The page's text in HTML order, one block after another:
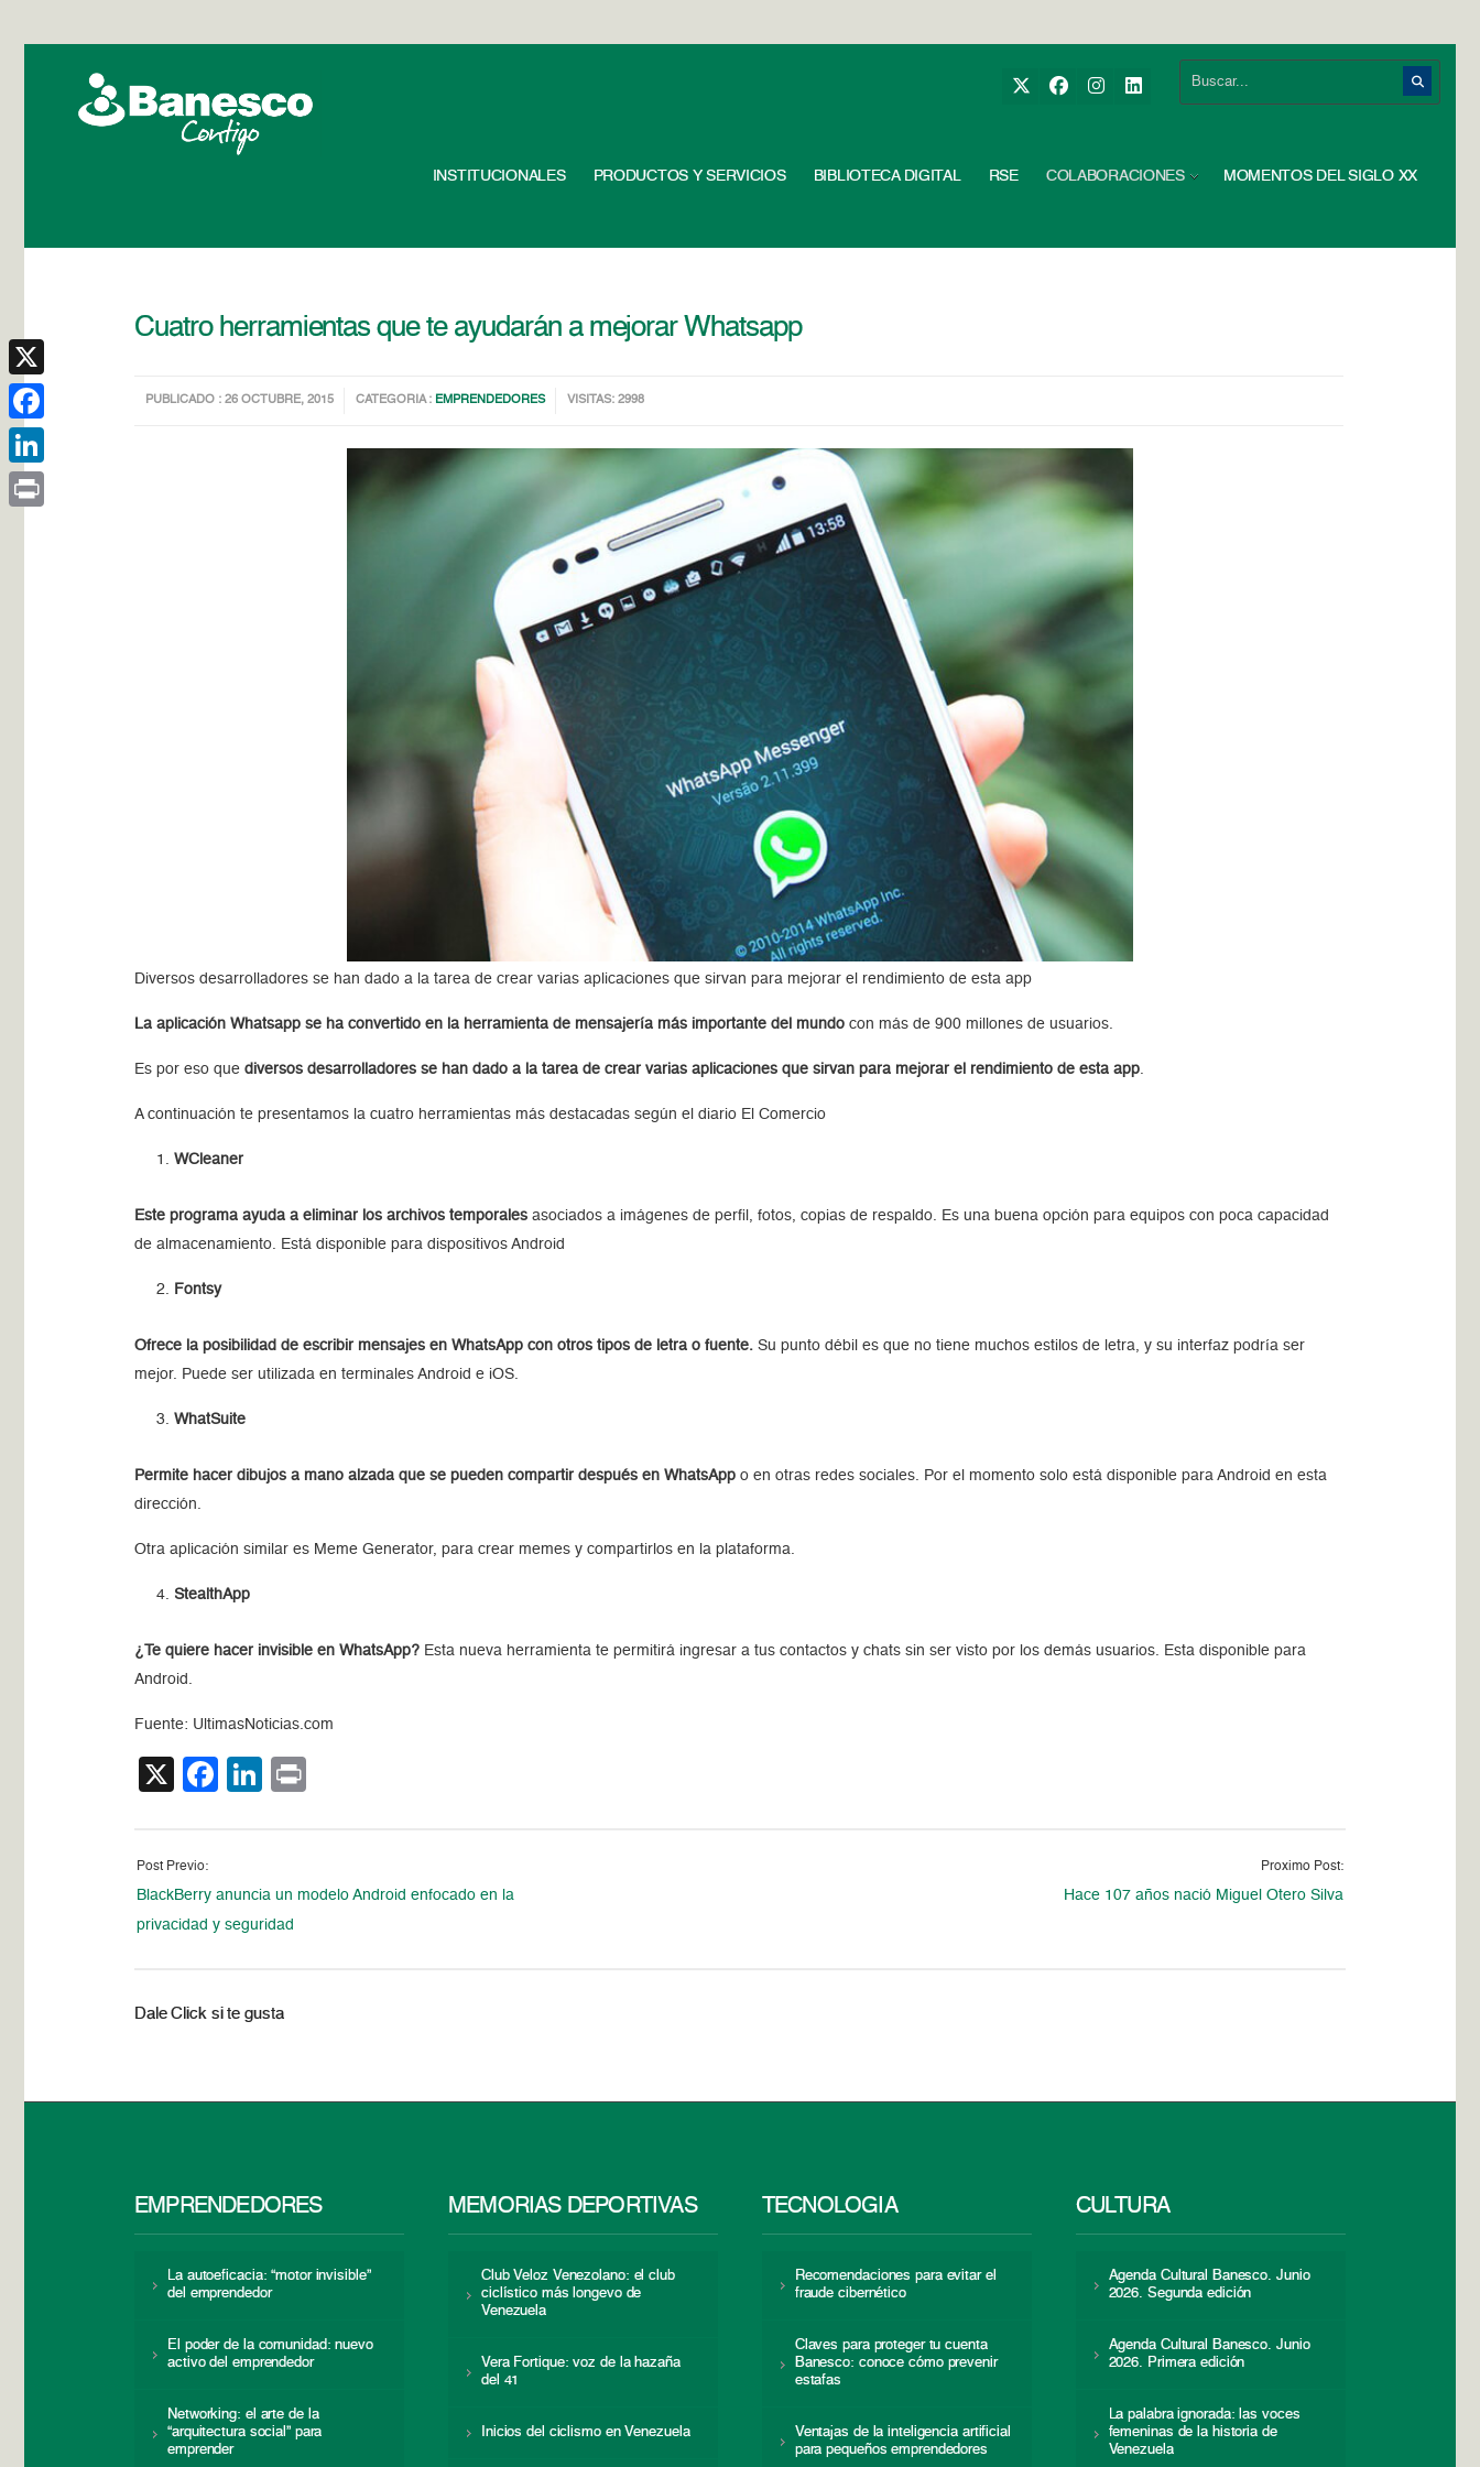
INSTITUCIONALES PRODUCTOS Y SERVICIOS BIBLIOTECA DIGITAL RSE COLABORACIONES MOMENTOS DEL SIGLO XX
Cuatro herramientas que te ayudarán a mejorar Whatsapp
PUBLICADO : 26 OCTUBRE, 2015 CATEGORIA : EMPRENDEDORES VISITAS: 2998
Diversos desarrolladores se han dado a la tarea de crear varias aplicaciones que sirvan para mejorar el rendimiento de esta app
La aplicación Whatsapp se ha convertido en la herramienta de mensajería más importante del mundo con más de 900 millones de usuarios.
Es por eso que diversos desarrolladores se han dado a la tarea de crear varias aplicaciones que sirvan para mejorar el rendimiento de esta app
A continuación te presentamos la cuatro herramientas más destacadas según el diario El Comercio
WCleaner
Este programa ayuda a eliminar los archivos temporales asociados a imágenes de perfil, fotos, copias de respaldo. Es una buena opción para equipos con poca capacidad
de almacenamiento. Está disponible para dispositivos Android
Fontsy
Ofrece la posibilidad de escribir mensajes en WhatsApp con otros tipos de letra o fuente. Su punto débil es que no tiene muchos estilos de letra, y su interfaz podría ser
mejor. Puede ser utilizada en terminales Android e iOS.
WhatSuite
Permite hacer dibujos a mano alzada que se pueden compartir después en WhatsApp o en otras redes sociales. Por el momento solo está disponible para Android en esta
dirección.
Otra aplicación similar es Meme Generator, para crear memes y compartirlos en la plataforma.
StealthApp
¿Te quiere hacer invisible en WhatsApp? Esta nueva herramienta te permitirá ingresar a tus contactos y chats sin ser visto por los demás usuarios. Esta disponible para
Android.
Fuente: UltimasNoticias.com
X Facebook
LinkedIn
Post Previo:
BlackBerry anuncia un modelo Android enfocado en la
privacidad y seguridad
Proximo Post:
Hace 107 años nació Miguel Otero Silva
Dale Click si te gusta
EMPRENDEDORES
La autoeficacia: “motor invisible”
del emprendedor
El poder de la comunidad: nuevo
activo del emprendedor
Networking: el arte de la
“arquitectura social” para
emprender
MEMORIAS DEPORTIVAS
Club Veloz Venezolano: el club
ciclístico más longevo de
Venezuela
Vera Fortique: voz de la hazaña
del 41
Inicios del ciclismo en Venezuela
TECNOLOGÍA
Recomendaciones para evitar el
fraude cibernético
Claves para proteger tu cuenta
Banesco: conoce cómo prevenir
estafas
Ventajas de la inteligencia artificial
para pequeños emprendedores
CULTURA
Agenda Cultural Banesco. Junio
2026. Segunda edición
Agenda Cultural Banesco. Junio
2026. Primera edición
La palabra ignorada: las voces
femeninas de la historia de
Venezuela
X
Facebook
LinkedIn